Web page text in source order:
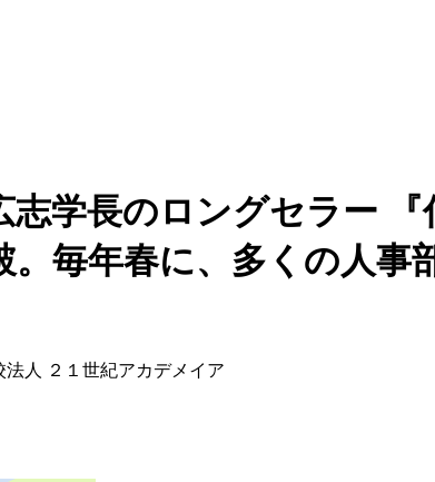
志学長のロングセラー
。毎年春に、多くの人
法人 ２１世紀アカデメイア